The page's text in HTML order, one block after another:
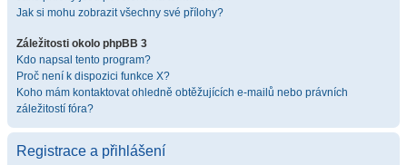
Jak si mohu zobrazit všechny své přílohy?
Záležitosti okolo phpBB 3
Kdo napsal tento program?
Proč není k dispozici funkce X?
Koho mám kontaktovat ohledně obtěžujících e-mailů nebo právních
záležitostí fóra?
Registrace a přihlášení